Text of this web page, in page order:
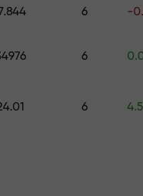
—мы
6 -
6
6